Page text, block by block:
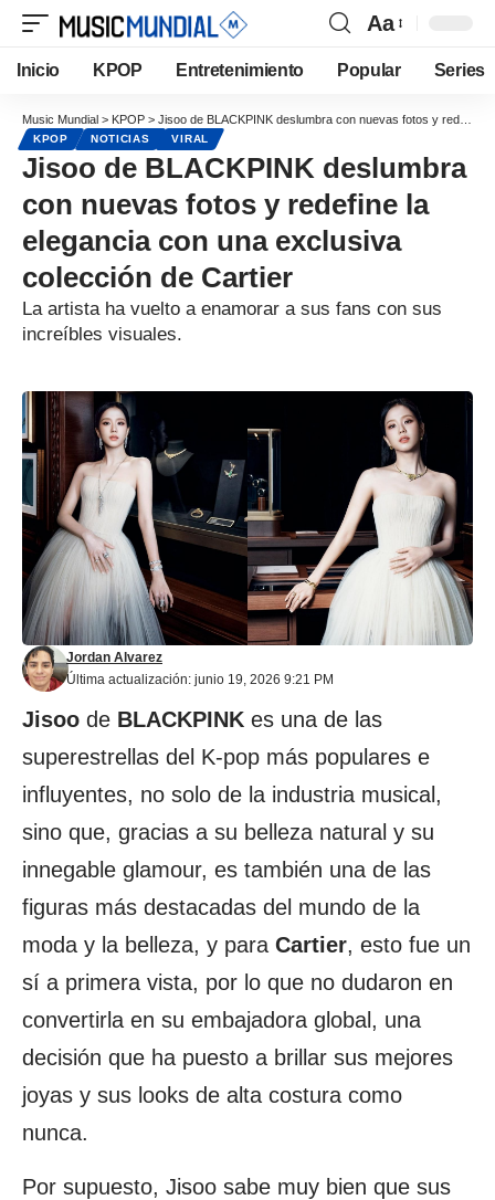
Aa
Inicio KPOP Entretenimiento Popular Series
Music Mundial > KPOP > Jisoo de BLACKPINK deslumbra con nuevas fotos y redefine la elegancia con una exclusiva colección de Cartier
KPOP NOTICIAS VIRAL
Jisoo de BLACKPINK deslumbra
con nuevas fotos y redefine la
elegancia con una exclusiva
colección de Cartier
La artista ha vuelto a enamorar a sus fans con sus
increíbles visuales.
Última actualización: junio 19, 2026 9:21 PM
Jordan Alvarez
Jisoo de BLACKPINK es una de las
superestrellas del K-pop más populares e
influyentes, no solo de la industria musical,
sino que, gracias a su belleza natural y su
innegable glamour, es también una de las
figuras más destacadas del mundo de la
moda y la belleza, y para Cartier, esto fue un
sí a primera vista, por lo que no dudaron en
convertirla en su embajadora global, una
decisión que ha puesto a brillar sus mejores
joyas y sus looks de alta costura como
nunca.
Por supuesto, Jisoo sabe muy bien que sus